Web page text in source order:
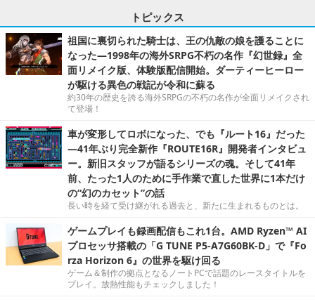
トピックス
祖国に裏切られた騎士は、王の仇敵の娘を護ることに
なった―1998年の海外SRPG不朽の名作『幻世録』全
面リメイク版、体験版配信開始。ダーティーヒーロー
が駆ける異色の戦記が令和に蘇る
約30年の歴史を誇る海外SRPGの不朽の名作が全面リメイクされ
て登場！
車が変形してロボになった、でも『ルート16』だった
―41年ぶり完全新作『ROUTE16R』開発者インタビュ
ー。新旧スタッフが語るシリーズの魂。そして41年
前、たった1人のために手作業で直した世界に1本だけ
の“幻のカセット”の話
長い時を経て受け継がれる過去と、新たに生まれるものとは。
ゲームプレイも録画配信もこれ1台。AMD Ryzen™ AI
プロセッサ搭載の「G TUNE P5-A7G60BK-D」で『Fo
rza Horizon 6』の世界を駆け回る
ゲーム＆制作の拠点となるノートPCで話題のレースタイトルを
プレイ。放熱性能もチェックしました！